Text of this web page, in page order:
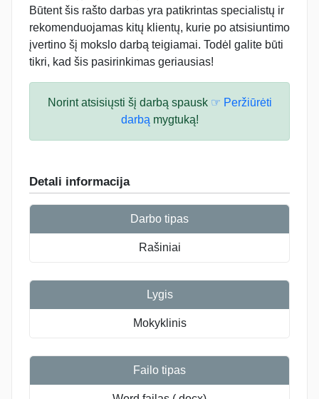
Būtent šis rašto darbas yra patikrintas specialistų ir
rekomenduojamas kitų klientų, kurie po atsisiuntimo
įvertino šį mokslo darbą teigiamai. Todėl galite būti
tikri, kad šis pasirinkimas geriausias!
Norint atsisiųsti šį darbą spausk ☞ Peržiūrėti
darbą mygtuką!
Detali informacija
Darbo tipas
Rašiniai
Lygis
Mokyklinis
Failo tipas